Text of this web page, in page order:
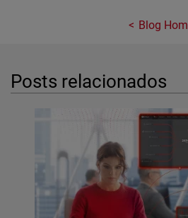
Blog
Posts relacionados